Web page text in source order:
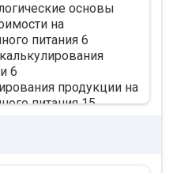
основы
на
питания 6
6
продукции на
питания 15
в ООО" Петровка23"